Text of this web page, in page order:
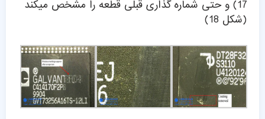
17) و حتی شماره گذاری قبلی قطعه را مشخص میکند
(شکل 18)